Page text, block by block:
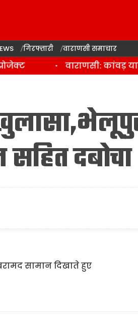
गिरफ्तारी वाराणसी समाचार
वाराणसी: कांवड़
दबोचा